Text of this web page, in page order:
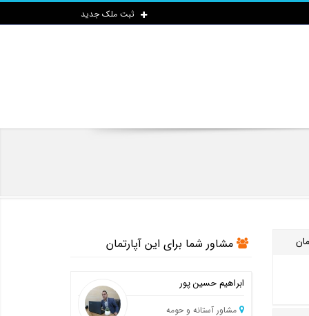
ثبت ملک جدید
مشاور شما برای این آپارتمان
ابراهیم حسین پور
مشاور آستانه و حومه